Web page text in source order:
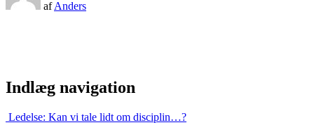
af Anders
Indlæg navigation
Ledelse: Kan vi tale lidt om disciplin…?